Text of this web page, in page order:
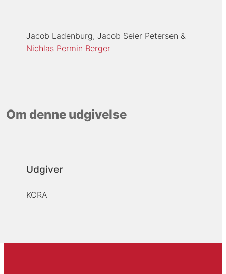
Jacob Ladenburg Jacob Seier Petersen
Nichlas Permin Berger
Om denne udgivelse
Udgiver
KORA